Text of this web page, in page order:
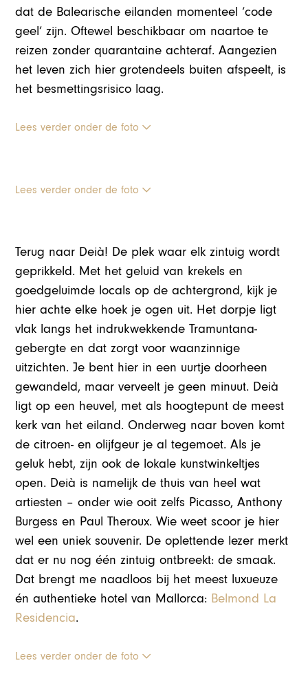
dat de Balearische eilanden momenteel ‘code
geel’ zijn. Oftewel beschikbaar om naartoe te
reizen zonder quarantaine achteraf. Aangezien
het leven zich hier grotendeels buiten afspeelt, is
het besmettingsrisico laag.
Lees verder onder de foto
Lees verder onder de foto
Terug naar Deià! De plek waar elk zintuig wordt
geprikkeld. Met het geluid van krekels en
goedgeluimde locals op de achtergrond, kijk je
hier achte elke hoek je ogen uit. Het dorpje ligt
vlak langs het indrukwekkende Tramuntana-
gebergte en dat zorgt voor waanzinnige
uitzichten. Je bent hier in een uurtje doorheen
gewandeld, maar verveelt je geen minuut. Deià
ligt op een heuvel, met als hoogtepunt de meest
kerk van het eiland. Onderweg naar boven komt
de citroen- en olijfgeur je al tegemoet. Als je
geluk hebt, zijn ook de lokale kunstwinkeltjes
open. Deià is namelijk de thuis van heel wat
artiesten – onder wie ooit zelfs Picasso, Anthony
Burgess en Paul Theroux. Wie weet scoor je hier
wel een uniek souvenir. De oplettende lezer merkt
dat er nu nog één zintuig ontbreekt: de smaak.
Dat brengt me naadloos bij het meest luxueuze
én authentieke hotel van Mallorca: Belmond La
Residencia.
Lees verder onder de foto